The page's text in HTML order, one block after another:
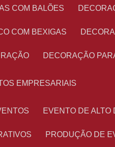
COM BALÕES
COM BEXIGAS
DECORAÇÃO
EMPRESARIAIS
EVENTO DE
PRODUÇÃO DE